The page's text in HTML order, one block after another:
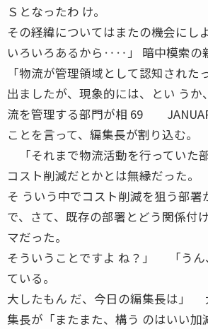
Ｓとなったわ け。
その経緯についてはまたの機会にしよ
いろいろあるから‥‥」 暗中模索
「物流が管理領域として認知された
出ましたが、現象的には、とい うか
流を管理する部門が相 69
ことを言って、編集長が割り込む。
「それまで物流活動を行っていた
コスト削減だとかとは無縁だった。
そ ういう中でコスト削減を狙う部署
で、さて、既存の部署とどう関係付
マだった。
そういうことですよ ね？」 「うん
ている。
大したもん だ、今日の編集長は」
集長が「またまた、構う のはいい加